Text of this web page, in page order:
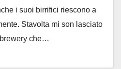
i suoi birrifici riescono a
Stavolta mi son lasciato
che…